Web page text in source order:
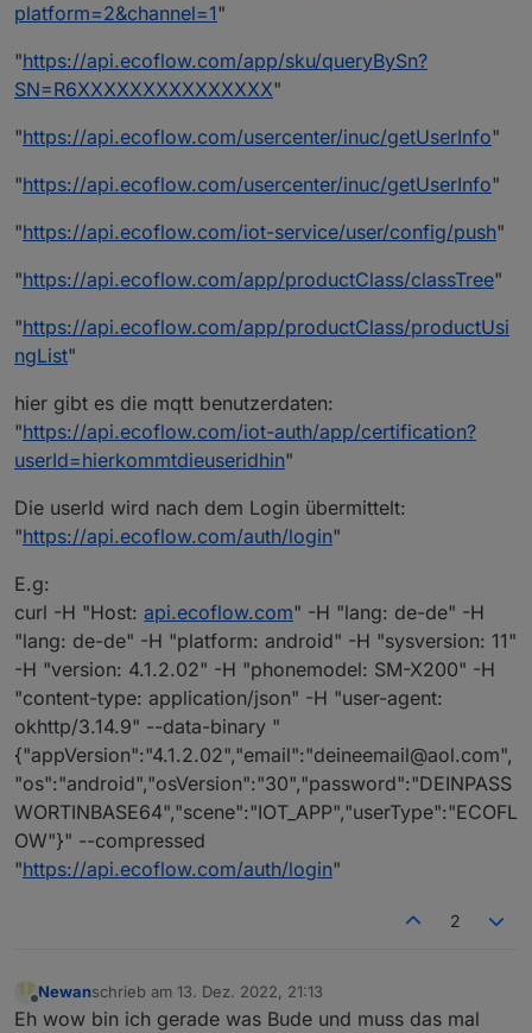
platform=2&channel=1"
"https://api.ecoflow.com/app/sku/queryBySn?
SN=R6XXXXXXXXXXXXXXX"
"https://api.ecoflow.com/usercenter/inuc/getUserInfo"
"https://api.ecoflow.com/usercenter/inuc/getUserInfo"
"https://api.ecoflow.com/iot-service/user/config/push"
"https://api.ecoflow.com/app/productClass/classTree"
"https://api.ecoflow.com/app/productClass/productUsi
ngList"
hier gibt es die mqtt benutzerdaten:
"https://api.ecoflow.com/iot-auth/app/certification?
userId=hierkommtdieuseridhin"
Die userId wird nach dem Login übermittelt:
"https://api.ecoflow.com/auth/login"
E.g:
curl -H "Host: api.ecoflow.com" -H "lang: de-de" -H
"lang: de-de" -H "platform: android" -H "sysversion: 11"
-H "version: 4.1.2.02" -H "phonemodel: SM-X200" -H
"content-type: application/json" -H "user-agent:
okhttp/3.14.9" --data-binary "
{"appVersion":"4.1.2.02","email":"deineemail@aol.com",
"os":"android","osVersion":"30","password":"DEINPASS
WORTINBASE64","scene":"IOT_APP","userType":"ECOFL
OW"}" --compressed
"https://api.ecoflow.com/auth/login"
2
Offline
Newanschrieb am 13. Dez. 2022, 21:13
zuletzt editiert von
Eh wow bin ich gerade was Bude und muss das mal